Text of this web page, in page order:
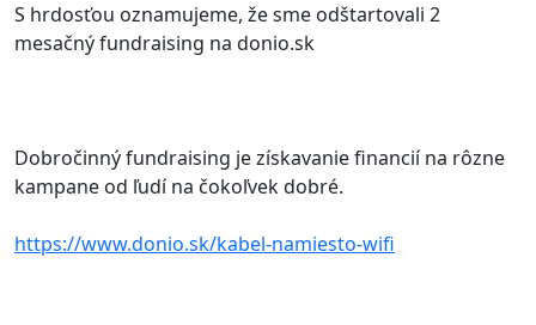
S hrdosťou oznamujeme, že sme odštartovali 2
mesačný fundraising na donio.sk
Dobročinný fundraising je získavanie financií na rôzne
kampane od ľudí na čokoľvek dobré.
https://www.donio.sk/kabel-namiesto-wifi